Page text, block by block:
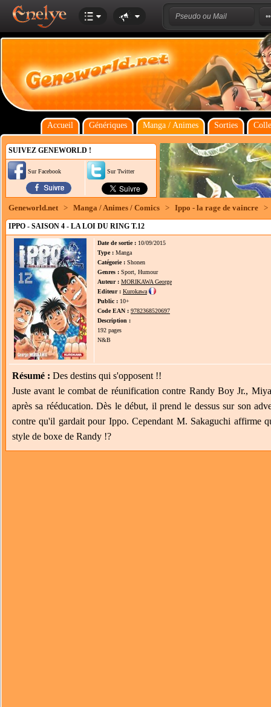
Accueil Génériques Manga / Animes Sorties
SUIVEZ GENEWORLD !
Sur Facebook Sur Twitter
Geneworld.net > Manga / Animes / Comics > Ippo - la rage de vaincre >
IPPO - SAISON 4 - LA LOI DU RING T.12
Date de sortie : 10/09/2015
Type : Manga
Catégorie : Shonen
Genres : Sport, Humour
Auteur : MORIKAWA George
Editeur : Kurokawa
Public : 10+
Code EAN : 9782368520697
Description :
192 pages
N&B
Résumé : Des destins qui s'opposent !!
Juste avant le combat de réunification contre Randy Boy Jr.,
après sa rééducation. Dès le début, il prend le dessus sur son
contre qu'il gardait pour Ippo. Cependant M. Sakaguchi affirme
style de boxe de Randy !?